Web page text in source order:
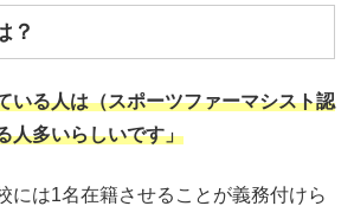
？
いる人は（スポーツファーマシスト認
人多いらしいです」
には1名在籍させることが義務付けら